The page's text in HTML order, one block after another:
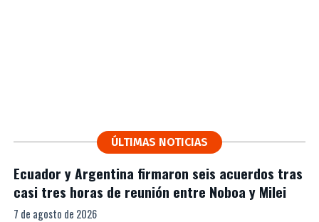
ÚLTIMAS NOTICIAS
Ecuador y Argentina firmaron seis acuerdos tras
casi tres horas de reunión entre Noboa y Milei
7 de agosto de 2026